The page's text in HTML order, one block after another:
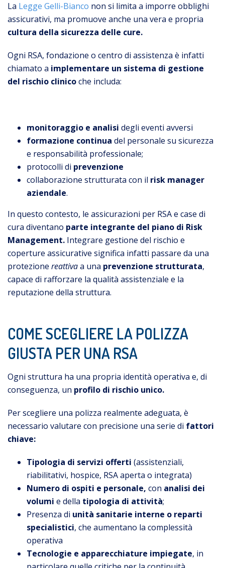
La Legge Gelli-Bianco non si limita a imporre obblighi
assicurativi, ma promuove anche una vera e propria
cultura della sicurezza delle cure.
Ogni RSA, fondazione o centro di assistenza è infatti
chiamato a implementare un sistema di gestione
del rischio clinicoche includa:
monitoraggio e analisi degli eventi avversi
formazione continua del personale su sicurezza
e responsabilità professionale;
protocolli di prevenzione
collaborazione strutturata con il risk manager
aziendale.
In questo contesto, le assicurazioni per RSA e case di
cura diventano parte integrante del piano di Risk
Management. Integrare gestione del rischio e
coperture assicurative significa infatti passare da una
protezione reattivaa una prevenzione strutturata,
capace di rafforzare la qualità assistenziale e la
reputazione della struttura.
COME SCEGLIERE LA POLIZZA
GIUSTA PER UNA RSA
Ogni struttura ha una propria identità operativa e, di
conseguenza, un profilo di rischio unico.
Per scegliere una polizza realmente adeguata, è
necessario valutare con precisione una serie di fattori
chiave:
Tipologia di servizi offerti (assistenziali,
riabilitativi, hospice, RSA aperta o integrata)
Numero di ospiti e personale, con analisi dei
volumi e della tipologia di attività;
Presenza di unità sanitarie interne o reparti
specialistici, che aumentano la complessità
operativa
Tecnologie e apparecchiature impiegate, in